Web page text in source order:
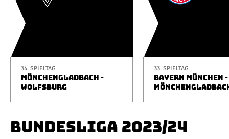
34. SPIELTAG
MÖNCHENGLADBACH -
WOLFSBURG
33. SPIELTAG
BAYERN MÜNCHEN -
BUNDESLIGA 2023/24